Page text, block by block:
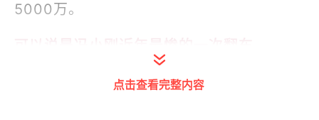
5000万。
回想十五年前，《非诚勿扰》一举刷新了国
点击查看完整内容